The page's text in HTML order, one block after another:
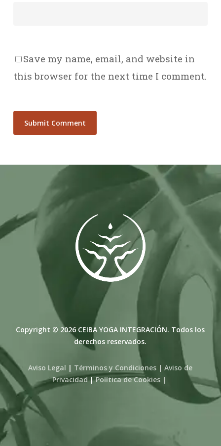
Save my name, email, and website in
this browser for the next time I comment.
Copyright © 2026 CEIBA YOGA INTEGRACIÓN. Todos los
derechos reservados.
Aviso Legal | Términos y Condiciones |Aviso de
Privacidad|Política de Cookies |